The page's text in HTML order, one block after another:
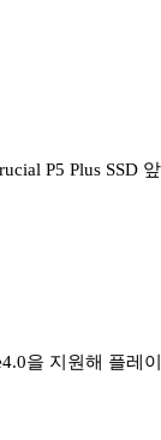
P5 Plus
을 지원해 플